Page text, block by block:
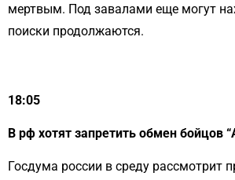
мертвым. Под завалами еще могут
поиски продолжаются.
18:05
В рф хотят запретить обмен бойцов
Госдума россии в среду рассмотрит